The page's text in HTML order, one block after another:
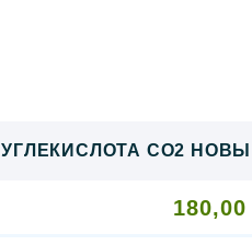
УГЛЕКИСЛОТА CO2